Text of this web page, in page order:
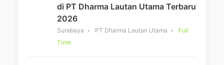
di PT Dharma Lautan Utama Terbaru
2026
Surabaya PT Dharma Lautan Utama
Full
Time